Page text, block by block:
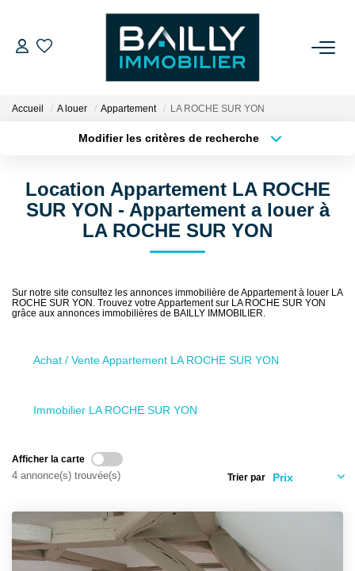
ACHETER
NOS AGENCES
Notre Équipe
Nos Partenaires
Accueil A louer Appartement LA ROCHE SUR YON
Modifier les critères de recherche
Sélectionnez...
Type de bien
Surface min
Location Appartement LA ROCHE
SUR YON - Appartement a louer à
LA ROCHE SUR YON
Sur notre site consultez les annonces immobilière de Appartement à louer LA
ROCHE SUR YON. Trouvez votre Appartement sur LA ROCHE SUR YON
grâce aux annonces immobilières de BAILLY IMMOBILIER.
Achat / Vente Appartement LA ROCHE SUR YON
Immobilier LA ROCHE SUR YON
Afficher la carte
4 annonce(s) trouvée(s) Trier par